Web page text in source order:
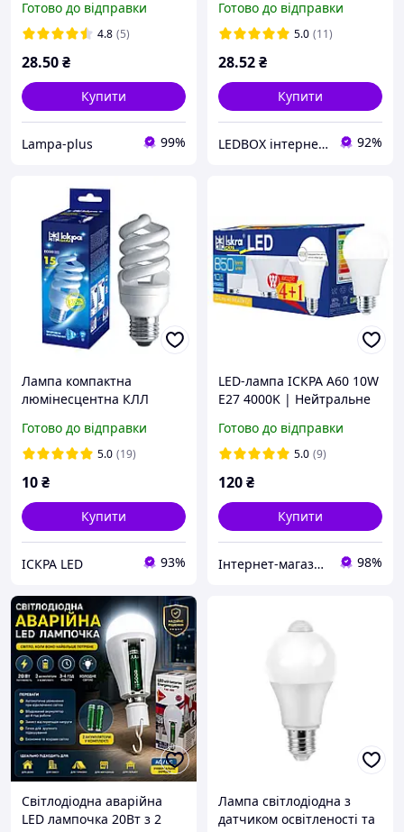
Готово до відправки
4.8 (5)
28.50₴
Купити
Lampa-plus 99%
Готово до відправки
5.0 (11)
28.52₴
Купити
LEDBOX інтернет-магазин 92%
Лампа компактна
люмінесцентна КЛЛ
Е27
Готово до відправки
5.0 (19)
10₴
Купити
ІСКРА LED 93%
LED-лампа ІСКРА A60 10W
E27 4000K | Нейтральне
Готово до відправки
5.0 (9)
120₴
Купити
Інтернет-магазин електротоварів та освітлення «Світла Хата» 98%
Світлодіодна аварійна
LED лампочка 20Вт з 2
Лампа світлодіодна з
датчиком освітленості та